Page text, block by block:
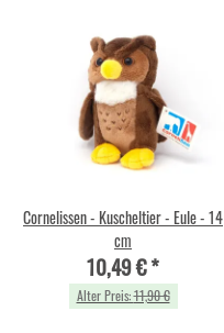
Cornelissen - Kuscheltier - Eule - 14
cm
10,49 €*
Alter Preis:11,90 €